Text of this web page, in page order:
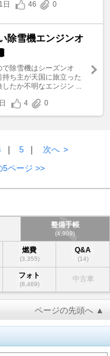
日 46 0
除雪機エンジンオ
で除雪機はシーズンオ
ち主が天国に旅立った
たか不明なエンジン ...
4 0
｜ 5 ｜ 次へ >
5ページ >>
整備手帳
(4,909)
燃費
(3,355)
Q&A
(14)
フォト
(8,469)
中古車
ページの先頭へ ▲